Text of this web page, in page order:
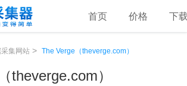
首页 价格 下
集网站 > The Verge（theverge.com）
theverge.com）